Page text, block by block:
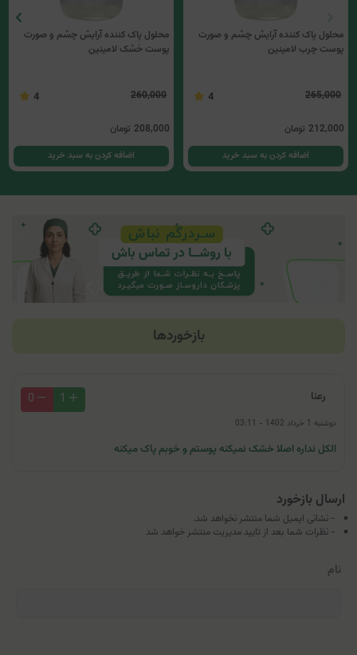
محلول پاک کننده آرایش چشم و صورت
پوست چرب لامینین
265,000
4
212,000 تومان
اضافه کردن به سبد خرید
محلول پاک کننده آرایش چشم و صورت
پوست خشک لامینین
260,000
4
208,000 تومان
اضافه کردن به سبد خرید
بازخوردها
رعنا 1
0
دوشنبه 1 خرداد 1402 - 03:11
الکل نداره اصلا خشک نمیکنه پوستم و خوبم پاک میکنه
ارسال بازخورد
- نشانی ایمیل شما منتشر نخواهد شد.
- نظرات شما بعد از تایید مدیریت منتشر خواهد شد
نام